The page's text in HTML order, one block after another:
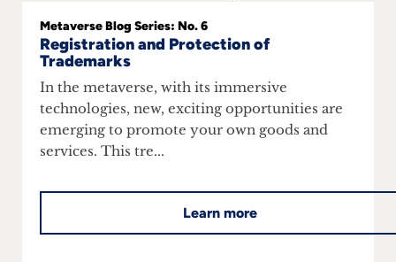
Philosophy
Press
inquiries
Contact
Metaverse Blog Series: No. 6
Registration and Protection of
Trademarks
In the metaverse, with its immersive
technologies, new, exciting opportunities are
emerging to promote your own goods and
services. This tre...
Learn more